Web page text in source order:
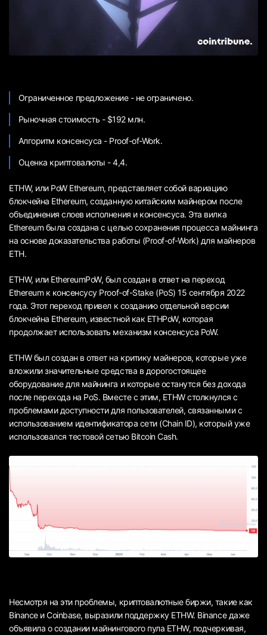
Ограниченное предложение - не ограничено.
Рыночная стоимость - $192 млн.
Алгоритм консенсуса - Proof-of-Work.
Оценка криптовалюты - 4,4.
ETHW, или PoW Ethereum, представляет собой вариацию
блокчейна Ethereum, созданную китайским майнером после
объединения слоев исполнения и консенсуса. Эта вилка
Ethereum была создана с целью сохранения процесса майнинга
на основе доказательства работы (Proof-of-Work) для майнеров
ETH.
ETHW, или EthereumPoW, был создан в ответ на переход
Ethereum к консенсусу Proof-of-Stake (PoS) 15 сентября 2022
года. Этот переход привел к созданию отдельной версии
блокчейна Ethereum, известной как ETHPoW, которая
продолжает использовать механизм консенсуса PoW.
ETHW был создан в ответ на критику майнеров, которые уже
вложили значительные средства в дорогостоящее
оборудование для майнинга и которые останутся без дохода
после перехода на PoS. Вместе с этим, ETHW столкнулся с
проблемами доступности для пользователей, связанными с
использованием идентификатора сети (Chain ID), который уже
использовался тестовой сетью Bitcoin Cash.
Несмотря на эти проблемы, криптовалютные биржи, такие как
Binance и Coinbase, выразили поддержку ETHW. Binance даже
объявила о создании майнингового пула ETHW, подчеркивая,